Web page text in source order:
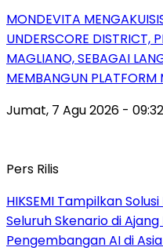
MONDEVITA
UNDERSCORE DISTRICT,
MAGLIANO, SEBAGAI
MEMBANGUN PLATFORM
Jumat, 7 Agu 2026 -
Pers Rilis
HIKSEMI Tampilkan
Seluruh Skenario di
Pengembangan AI di